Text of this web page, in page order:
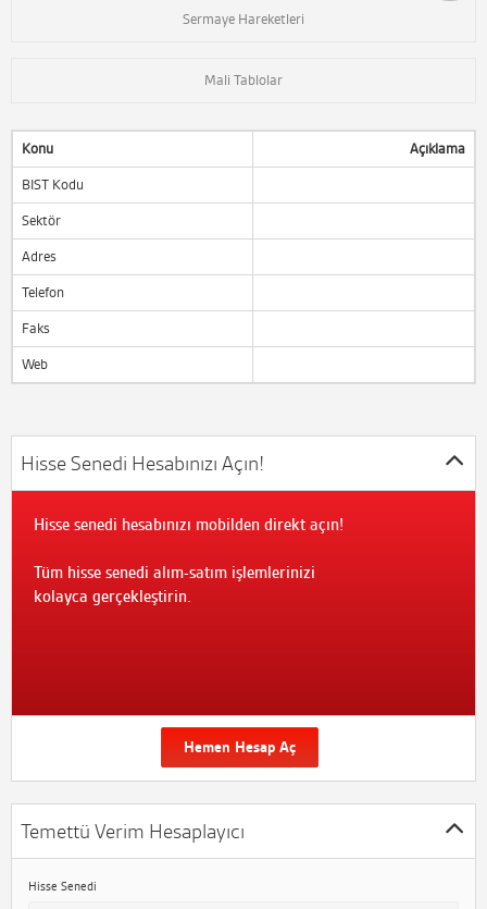
Sermaye Hareketleri
Mali Tablolar
Konu Açıklama
BIST Kodu
Sektör
Adres
Telefon
Faks
Web
Hisse Senedi Hesabınızı Açın!
Hisse senedi hesabınızı mobilden direkt açın!
Tüm hisse senedi alım-satım işlemlerinizi
kolayca gerçekleştirin.
Hemen Hesap Aç
Temettü Verim Hesaplayıcı
Hisse Senedi